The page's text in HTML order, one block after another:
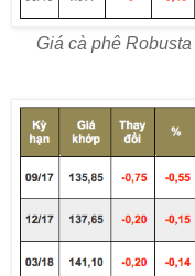
Giá cà phê